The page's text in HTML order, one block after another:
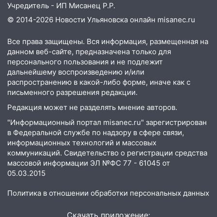
жительницу Ульяновской области
19:14 Житель Ульяновской области
заработал уголовное дело
18:14 Прогноз погоды на 6 августа в
Ульяновской области
18:00 Мотофристайл, рок и силовой
большой фестиваль «Наше время»
17:30 Где есть бензин в Ульяновске 5
августа после рабочего дня: список АЗС
17:05 «Обыск» по видеосвязи: в
Ульяновске задержали 19-летнюю
16:12
Едва не перерезал горло: в
Учредитель - ИП Мисанец Р.Р.
© 2014-2026 Новости Ульяновска онлайн misanec.ru
Все права защищены. Вся информация, размещенная на
данном веб-сайте, предназначена только для
персонального пользования и не подлежит
дальнейшему воспроизведению и/или
распространению в какой-либо форме, иначе как с
письменного разрешения редакции.
Редакция может не разделять мнение авторов.
"Информационный портал misanec.ru" зарегистрирован
в Федеральной службе по надзору в сфере связи,
информационных технологий и массовых
коммуникаций. Свидетельство о регистрации средства
массовой информации ЭЛ №ФС 77 - 61045 от
05.03.2015
Политика в отношении обработки персональных данных